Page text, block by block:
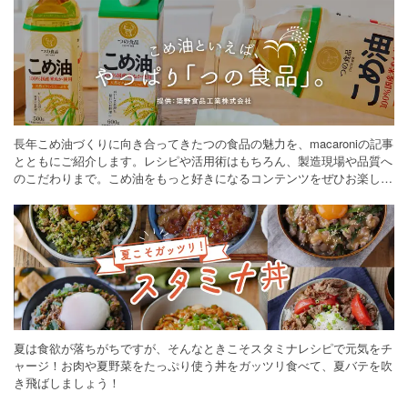
長年こめ油づくりに向き合ってきたつの食品の魅力を、macaroniの記事
とともにご紹介します。レシピや活用術はもちろん、製造現場や品質へ
のこだわりまで。こめ油をもっと好きになるコンテンツをぜひお楽しみ
夏は食欲が落ちがちですが、そんなときこそスタミナレシピで元気をチ
ャージ！お肉や夏野菜をたっぷり使う丼をガッツリ食べて、夏バテを吹
き飛ばしましょう！